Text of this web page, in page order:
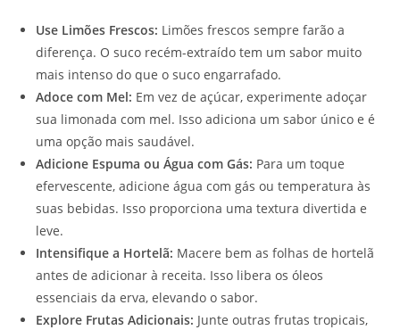
Use Limões Frescos: Limões frescos sempre farão a
diferença. O suco recém-extraído tem um sabor muito
mais intenso do que o suco engarrafado.
Adoce com Mel: Em vez de açúcar, experimente adoçar
sua limonada com mel. Isso adiciona um sabor único e é
uma opção mais saudável.
Adicione Espuma ou Água com Gás: Para um toque
efervescente, adicione água com gás ou temperatura às
suas bebidas. Isso proporciona uma textura divertida e
leve.
Intensifique a Hortelã: Macere bem as folhas de hortelã
antes de adicionar à receita. Isso libera os óleos
essenciais da erva, elevando o sabor.
Explore Frutas Adicionais: Junte outras frutas tropicais,